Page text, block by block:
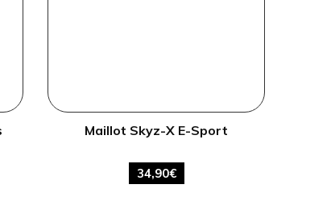
Maillot Skyz-X E-Sport
34,90€